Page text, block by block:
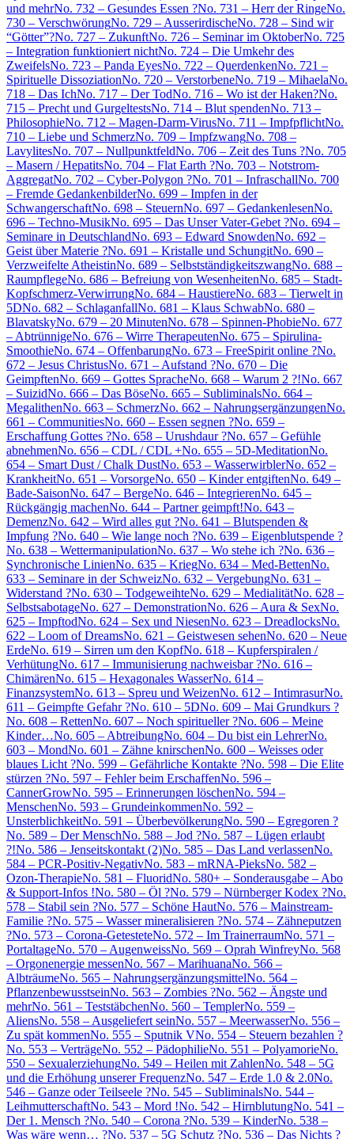
und mehrNo. 732 – Gesundes Essen ?No. 731 – Herr der RingeNo.
730 – VerschwörungNo. 729 – AusserirdischeNo. 728 – Sind wir
“Götter”?No. 727 – ZukunftNo. 726 – Seminar im OktoberNo. 725
– Integration funktioniert nichtNo. 724 – Die Umkehr des
ZweifelsNo. 723 – Panda EyesNo. 722 – QuerdenkenNo. 721 –
Spirituelle DissoziationNo. 720 – VerstorbeneNo. 719 – MihaelaNo.
718 – Das IchNo. 717 – Der TodNo. 716 – Wo ist der Haken?No.
715 – Precht und GurgeltestsNo. 714 – Blut spendenNo. 713 –
PhilosophieNo. 712 – Magen-Darm-VirusNo. 711 – ImpfpflichtNo.
710 – Liebe und SchmerzNo. 709 – ImpfzwangNo. 708 –
LavylitesNo. 707 – NullpunktfeldNo. 706 – Zeit des Tuns ?No. 705
– Masern / HepatitsNo. 704 – Flat Earth ?No. 703 – Notstrom-
AggregatNo. 702 – Cyber-Polygon ?No. 701 – InfraschallNo. 700
– Fremde GedankenbilderNo. 699 – Impfen in der
SchwangerschaftNo. 698 – SteuernNo. 697 – GedankenlesenNo.
696 – Techno-MusikNo. 695 – Das Unser Vater-Gebet ?No. 694 –
Seminare in DeutschlandNo. 693 – Edward SnowdenNo. 692 –
Geist über Materie ?No. 691 – Kristalle und SchungitNo. 690 –
Verzweifelte AtheistinNo. 689 – SelbstständigkeitszwangNo. 688 –
RaumpflegeNo. 686 – Befreiung von WesenheitenNo. 685 – Stadt-
Kopfschmerz-VerwirrungNo. 684 – HaustiereNo. 683 – Tierwelt in
5DNo. 682 – SchlaganfallNo. 681 – Klaus SchwabNo. 680 –
BlavatskyNo. 679 – 20 MinutenNo. 678 – Spinnen-PhobieNo. 677
– AbtrünnigeNo. 676 – Wirre TherapeutenNo. 675 – Spirulina-
SmoothieNo. 674 – OffenbarungNo. 673 – FreeSpirit online ?No.
672 – Jesus ChristusNo. 671 – Aufstand ?No. 670 – Die
GeimpftenNo. 669 – Gottes SpracheNo. 668 – Warum 2 ?!No. 667
– SuizidNo. 666 – Das BöseNo. 665 – SubliminalsNo. 664 –
MegalithenNo. 663 – SchmerzNo. 662 – NahrungsergänzungenNo.
661 – CommunitiesNo. 660 – Essen segnen ?No. 659 –
Erschaffung Gottes ?No. 658 – Urushdaur ?No. 657 – Gefühle
abnehmenNo. 656 – CDL / CDL +No. 655 – 5D-MeditationNo.
654 – Smart Dust / Chalk DustNo. 653 – WasserwirblerNo. 652 –
KrankheitNo. 651 – VorsorgeNo. 650 – Kinder entgiftenNo. 649 –
Bade-SaisonNo. 647 – BergeNo. 646 – IntegrierenNo. 645 –
Rückgängig machenNo. 644 – Partner geimpft!No. 643 –
DemenzNo. 642 – Wird alles gut ?No. 641 – Blutspenden &
Impfung ?No. 640 – Wie lange noch ?No. 639 – Eigenblutspende ?
No. 638 – WettermanipulationNo. 637 – Wo stehe ich ?No. 636 –
Synchronische LinienNo. 635 – KriegNo. 634 – Med-BettenNo.
633 – Seminare in der SchweizNo. 632 – VergebungNo. 631 –
Widerstand ?No. 630 – TodgeweihteNo. 629 – MedialitätNo. 628 –
SelbstsabotageNo. 627 – DemonstrationNo. 626 – Aura & SexNo.
625 – ImpftodNo. 624 – Sex und NiesenNo. 623 – DreadlocksNo.
622 – Loom of DreamsNo. 621 – Geistwesen sehenNo. 620 – Neue
ErdeNo. 619 – Sirren um den KopfNo. 618 – Kupferspiralen /
VerhütungNo. 617 – Immunisierung nachweisbar ?No. 616 –
ChimärenNo. 615 – Hexagonales WasserNo. 614 –
FinanzsystemNo. 613 – Spreu und WeizenNo. 612 – IntimrasurNo.
611 – Geimpfte Gefahr ?No. 610 – 5DNo. 609 – Mai Grundkurs ?
No. 608 – RettenNo. 607 – Noch spiritueller ?No. 606 – Meine
Kinder…No. 605 – AbtreibungNo. 604 – Du bist ein LehrerNo.
603 – MondNo. 601 – Zähne knirschenNo. 600 – Weisses oder
blaues Licht ?No. 599 – Gefährliche Kontakte ?No. 598 – Die Elite
stürzen ?No. 597 – Fehler beim ErschaffenNo. 596 –
CannerGrowNo. 595 – Erinnerungen löschenNo. 594 –
MenschenNo. 593 – GrundeinkommenNo. 592 –
UnsterblichkeitNo. 591 – ÜberbevölkerungNo. 590 – Egregoren ?
No. 589 – Der MenschNo. 588 – Jod ?No. 587 – Lügen erlaubt
?!No. 586 – Jenseitskontakt (2)No. 585 – Das Land verlassenNo.
584 – PCR-Positiv-NegativNo. 583 – mRNA-PieksNo. 582 –
Ozon-TherapieNo. 581 – FluoridNo. 580+ – Sonderausgabe – Abo
& Support-Infos !No. 580 – Öl ?No. 579 – Nürnberger Kodex ?No.
578 – Stabil sein ?No. 577 – Schöne HautNo. 576 – Mainstream-
Familie ?No. 575 – Wasser mineralisieren ?No. 574 – Zähneputzen
?No. 573 – Corona-GetesteteNo. 572 – Im TrainerraumNo. 571 –
PortaltageNo. 570 – AugenweissNo. 569 – Oprah WinfreyNo. 568
– Orgonenergie messenNo. 567 – MarihuanaNo. 566 –
AlbträumeNo. 565 – NahrungsergänzungsmittelNo. 564 –
PflanzenbewusstseinNo. 563 – Zombies ?No. 562 – Ängste und
mehrNo. 561 – TeststäbchenNo. 560 – TemplerNo. 559 –
AliensNo. 558 – Ausgeliefert seinNo. 557 – MeerwasserNo. 556 –
Zu spät kommenNo. 555 – Sputnik VNo. 554 – Steuern bezahlen ?
No. 553 – VerträgeNo. 552 – PädophilieNo. 551 – PolyamorieNo.
550 – SexualerziehungNo. 549 – Heilen mit ZahlenNo. 548 – 5G
und die Erhöhung unserer FrequenzNo. 547 – Erde 1.0 & 2.0No.
546 – Ganze oder Teilseele ?No. 545 – SubliminalsNo. 544 –
LeihmutterschaftNo. 543 – Mord !No. 542 – HirnblutungNo. 541 –
Der 1. Mensch ?No. 540 – Corona ?No. 539 – KinderNo. 538 –
Was wäre wenn… ?No. 537 – 5G Schutz ?No. 536 – Das Nichts ?